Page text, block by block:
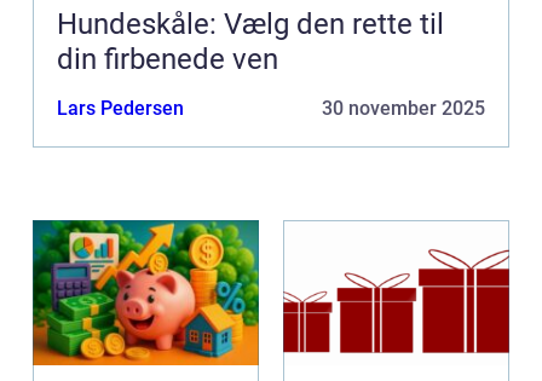
Hundeskåle: Vælg den rette til
din firbenede ven
Lars Pedersen 30 november 2025